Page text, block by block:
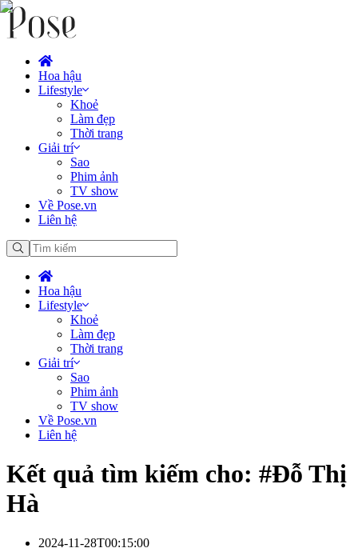
Hoa hậu
Lifestyle
Khoẻ
Làm đẹp
Thời trang
Giải trí
Sao
Phim ảnh
TV show
Về Pose.vn
Liên hệ
Hoa hậu
Lifestyle
Khoẻ
Làm đẹp
Thời trang
Giải trí
Sao
Phim ảnh
TV show
Về Pose.vn
Liên hệ
Kết quả tìm kiếm cho: #Đỗ Thị
Hà
2024-11-28T00:15:00